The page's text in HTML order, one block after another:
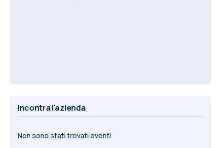
Incontra l'azienda
Non sono stati trovati eventi